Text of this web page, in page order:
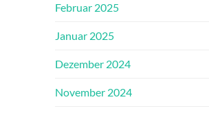
Februar 2025
Januar 2025
Dezember 2024
November 2024